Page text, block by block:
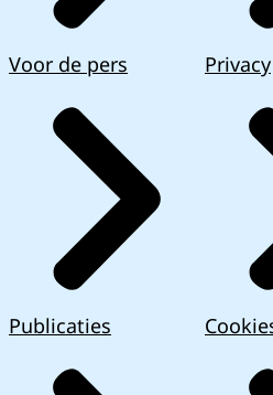
Voor de pers
Publicaties
Privacy